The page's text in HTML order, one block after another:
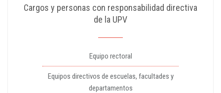
Cargos y personas con responsabilidad directiva
de la UPV
Equipo rectoral
Equipos directivos de escuelas, facultades y
departamentos